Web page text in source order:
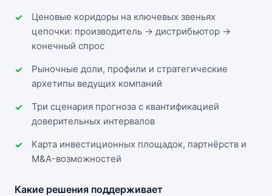
Ценовые коридоры на ключевых звеньях
цепочки: производитель → дистрибьютор →
конечный спрос
Рыночные доли, профили и стратегические
архетипы ведущих компаний
Три сценария прогноза с квантификацией
доверительных интервалов
Карта инвестиционных площадок, партнёрств и
M&A-возможностей
Какие решения поддерживает